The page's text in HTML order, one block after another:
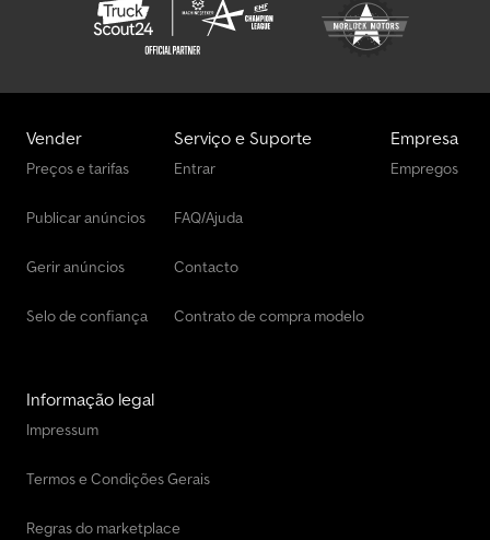
distribuição, transmissão G 211-16/17,0-1,0, transmissão Telligent II,
suspensão pneumática no eixo traseiro, tanque principal 400 l,
aço, tomada de força MB 123-10b, flange, rotação nominal,
recebimento! INFORMAÇÕES DE ACESSÓRIOS SEM GARANTIA,
sujeito a alterações, venda antecipada e erros!
Vender
Preços e tarifas
Publicar anúncios
Gerir anúncios
Selo de confiança
Serviço e Suporte
Entrar
FAQ/Ajuda
Contacto
Contrato de compra modelo
Empresa
Empregos
Informação legal
Impressum
Termos e Condições Gerais
Regras do marketplace